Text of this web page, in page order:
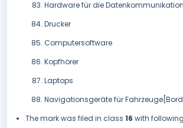
Hardware für die Datenkommunikation
Drucker
Computersoftware
Kopfhörer
Laptops
Navigationsgeräte für
The mark was filed in class 16 with